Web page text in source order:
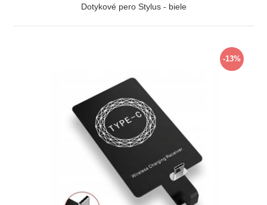
Dotykové pero Stylus - biele
-13%